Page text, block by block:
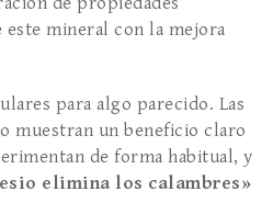
este mineral con la mejora
para algo parecido. Las
muestran un beneficio claro
de forma habitual, y
elimina los calambres»